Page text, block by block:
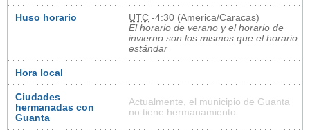
Huso horario UTC -4:30 (America/Caracas)
El horario de verano y el horario de
invierno son los mismos que el horario
estándar
Hora local
Ciudades
hermanadas con
Guanta
Actualmente, el municipio de Guanta
no tiene hermanamiento